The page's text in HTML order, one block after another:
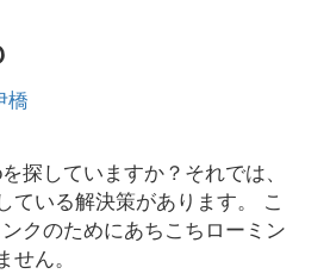
橋
探していますか？それでは、
ている解決策があります。 こ
クのためにあちこちローミン
ん。